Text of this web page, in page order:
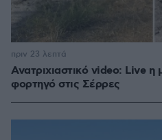
Ανατριχιαστικό video: Live η
φορτηγό στις Σέρρες
πριν 23 λεπτά